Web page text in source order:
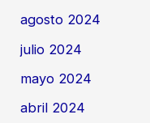
agosto 2024
julio 2024
mayo 2024
abril 2024